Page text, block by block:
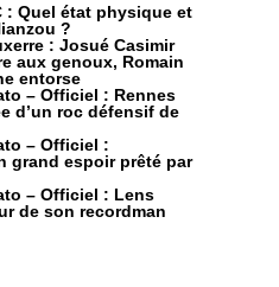
: Quel état physique et
?
: Josué Casimir
aux genoux, Romain
entorse
– Officiel : Rennes
d’un roc défensif de
– Officiel :
grand espoir prêté par
– Officiel : Lens
de son recordman